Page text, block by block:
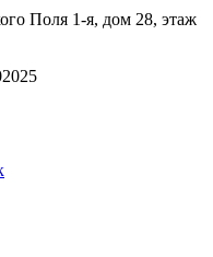
Поля 1-я, дом 28, этаж